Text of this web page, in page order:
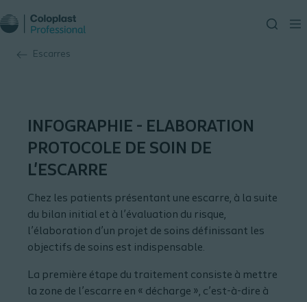
Escarres
INFOGRAPHIE - ELABORATION
PROTOCOLE DE SOIN DE
L'ESCARRE
Chez les patients présentant une escarre, à la suite
du bilan initial et à l’évaluation du risque,
l’élaboration d’un projet de soins définissant les
objectifs de soins est indispensable.
La première étape du traitement consiste à mettre
la zone de l’escarre en « décharge », c’est-à-dire à